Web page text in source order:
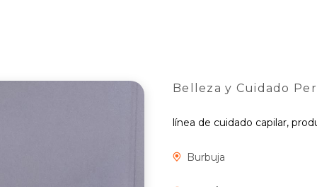
Belleza y Cuidado
línea de cuidado capilar,
Burbuja